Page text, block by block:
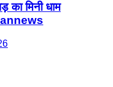
का मिनी धाम